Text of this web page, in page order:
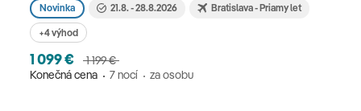
Novinka 21.8. - 28.8.2026 Bratislava - Priamy let
+4 výhod
1 099 €
1 199 €
Konečná cena
7 nocí za osobu